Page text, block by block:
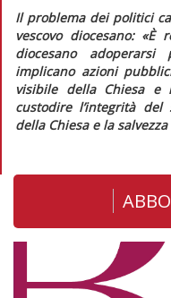
Il problema dei politici
vescovo diocesano: «È
diocesano
implicano azioni
visibile della Chiesa e
custodire l’integrità
della Chiesa e la